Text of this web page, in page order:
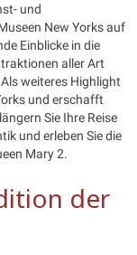
und
New Yorks auf
Einblicke in die
aller Art
weiteres Highlight
und erschafft
Sie Ihre Reise
und erleben Sie die
Mary 2.
der